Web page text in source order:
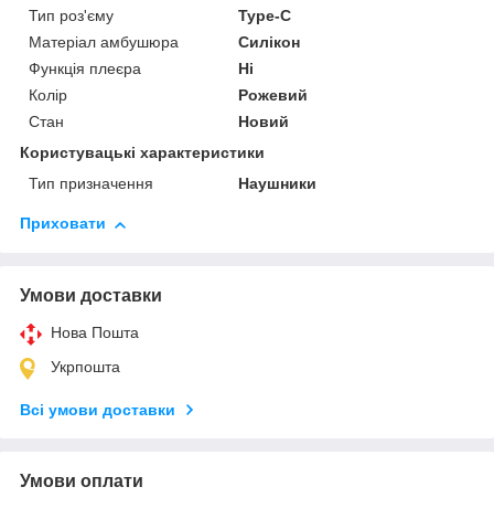
Тип роз'єму
Type-C
Матеріал амбушюра
Силікон
Функція плеєра
Ні
Колір
Рожевий
Стан
Новий
Користувацькі характеристики
Тип призначення
Наушники
Приховати
Умови доставки
Нова Пошта
Укрпошта
Всі умови доставки
Умови оплати